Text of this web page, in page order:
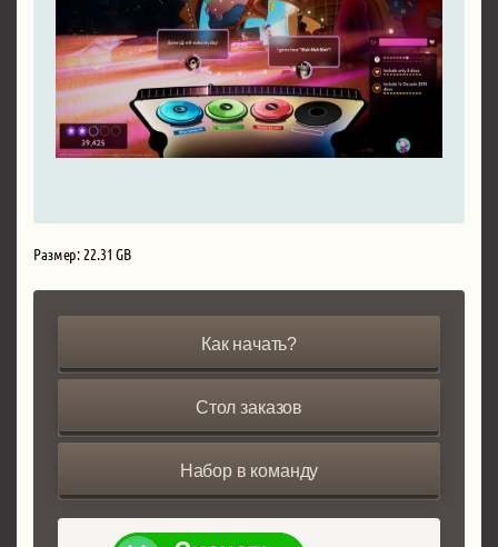
Размер: 22.31 GB
Как начать?
Стол заказов
Набор в команду